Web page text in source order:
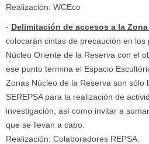
Realización: WCEco
- Delimitación de accesos a la
colocarán cintas de precaución en
Núcleo Oriente de la Reserva con el
ese punto termina el Espacio
Zonas Núcleo de la Reserva son sólo
SEREPSA para la realización de
investigación, así como invitar a
que se llevan a cabo.
Realización: Colaboradores REPSA.